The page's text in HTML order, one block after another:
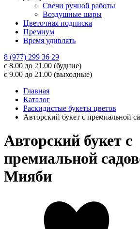
Свечи ручной работы
Воздушные шары
Цветочная подписка
Премиум
Время удивлять
8 (977) 299 36 29
с 8.00 до 21.00 (будние)
с 9.00 до 21.00 (выходные)
Главная
Каталог
Раскидистые букеты цветов
Авторский букет с премиальной
Авторский букет с
премиальной
Мияби